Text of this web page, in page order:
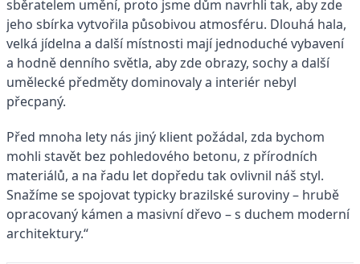
sběratelem umění, proto jsme dům navrhli tak, aby zde
jeho sbírka vytvořila působivou atmosféru. Dlouhá hala,
velká jídelna a další místnosti mají jednoduché vybavení
a hodně denního světla, aby zde obrazy, sochy a další
umělecké předměty dominovaly a interiér nebyl
přecpaný.
Před mnoha lety nás jiný klient požádal, zda bychom
mohli stavět bez pohledového betonu, z přírodních
materiálů, a na řadu let dopředu tak ovlivnil náš styl.
Snažíme se spojovat typicky brazilské suroviny – hrubě
opracovaný kámen a masivní dřevo – s duchem moderní
architektury.“